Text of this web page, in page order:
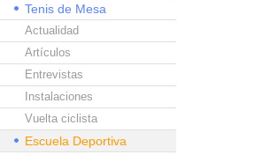
Tenis de Mesa
Actualidad
Artículos
Entrevistas
Instalaciones
Vuelta ciclista
Escuela Deportiva